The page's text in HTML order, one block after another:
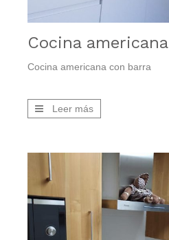
Cocina americana
Cocina americana con barra
Leer más